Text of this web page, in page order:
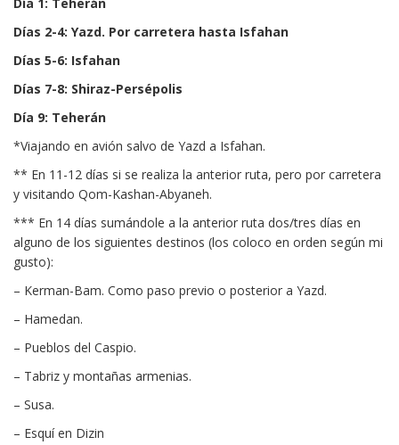
Día 1: Teherán
Días 2-4: Yazd. Por carretera hasta Isfahan
Días 5-6: Isfahan
Días 7-8: Shiraz-Persépolis
Día 9: Teherán
*Viajando en avión salvo de Yazd a Isfahan.
** En 11-12 días si se realiza la anterior ruta, pero por carretera
y visitando Qom-Kashan-Abyaneh.
*** En 14 días sumándole a la anterior ruta dos/tres días en
alguno de los siguientes destinos (los coloco en orden según mi
gusto):
– Kerman-Bam. Como paso previo o posterior a Yazd.
– Hamedan.
– Pueblos del Caspio.
– Tabriz y montañas armenias.
– Susa.
– Esquí en Dizin